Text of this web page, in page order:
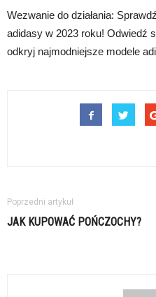
Wezwanie do działania:
adidasy w 2023 roku! Odwiedź
odkryj najmodniejsze modele
Poprzedni artykuł
JAK KUPOWAĆ POŃCZOCHY?